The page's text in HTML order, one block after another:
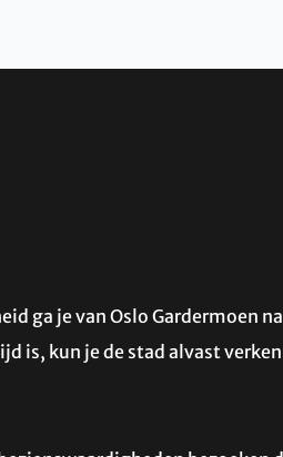
ga je van Oslo Gardermoen
is, kun je de stad alvast